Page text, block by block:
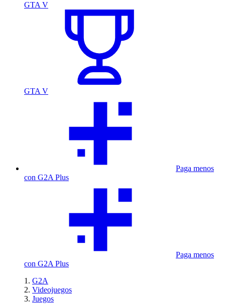
GTA V
GTA V
Paga menos
con G2A Plus
Paga menos
con G2A Plus
G2A
Videojuegos
Juegos